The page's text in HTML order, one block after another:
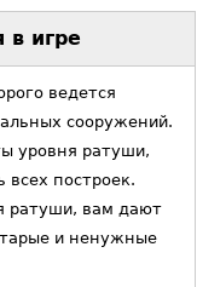
в игре
ведется
сооружений.
уровня ратуши,
всех построек.
ратуши, вам дают
и ненужные